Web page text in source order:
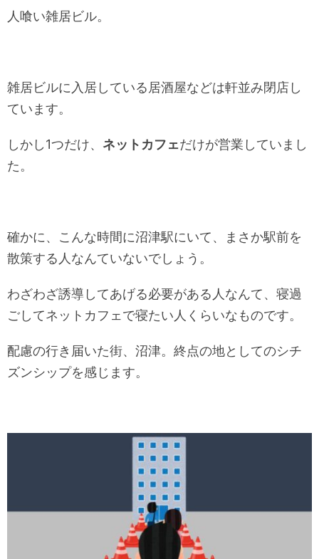
人喰い雑居ビル。
雑居ビルに入居している居酒屋などは軒並み閉店し
ています。
しかし1つだけ、 ネットカフェだけが営業していまし
た。
確かに、こんな時間に沼津駅にいて、まさか駅前を
散策する人なんていないでしょう。
わざわざ誘導してあげる必要がある人なんて、寝過
ごしてネットカフェで寝たい人くらいなものです。
配慮の行き届いた街、沼津。終点の地としてのシチ
ズンシップを感じます。